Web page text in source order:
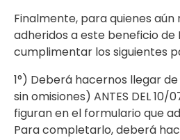
Finalmente, para quienes
adheridos a este beneficio de
cumplimentar los siguientes
1°) Deberá hacernos llegar
sin omisiones) ANTES DEL 10/
figuran en el formulario que
Para completarlo, deberá